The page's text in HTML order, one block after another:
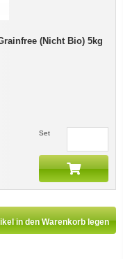
Bio Hundefutter
Bio Hundefutter
(Nicht Bio) 5kg
Set
in den Warenkorb legen